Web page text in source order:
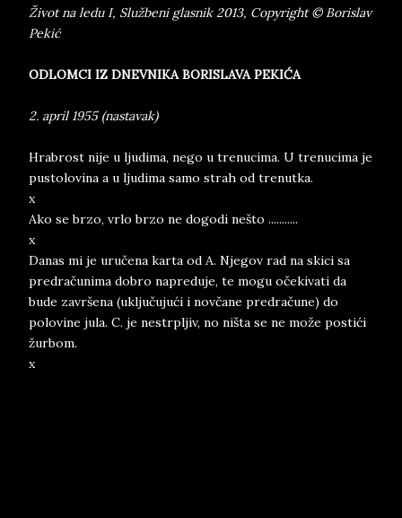
Život na ledu I, Službeni glasnik 2013, Copyright © Borislav
Pekić
ODLOMCI IZ DNEVNIKA BORISLAVA PEKIĆA
2. april 1955 (nastavak)
Hrabrost nije u ljudima, nego u trenucima. U trenucima je
pustolovina a u ljudima samo strah od trenutka.
x
Ako se brzo, vrlo brzo ne dogodi nešto ...........
x
Danas mi je uručena karta od A. Njegov rad na skici sa
predračunima dobro napreduje, te mogu očekivati da
bude završena (uključujući i novčane predračune) do
polovine jula. C. je nestrpljiv, no ništa se ne može postići
žurbom.
x